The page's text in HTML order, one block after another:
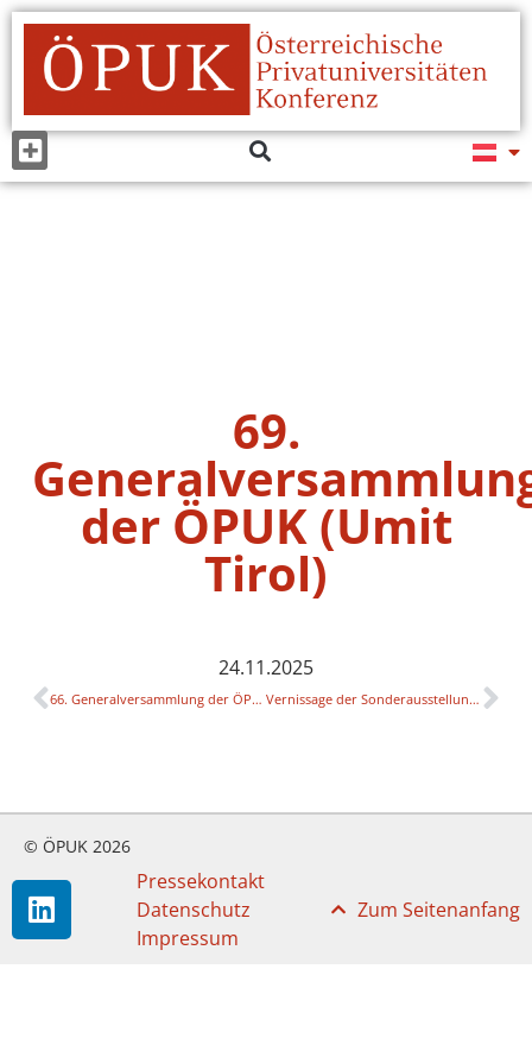
69.
der ÖPUK (Umit
Tirol)
24.11.2025
66. Generalversammlung der ÖPUK (SFU Wien) Vernissage der Sonderausstellung Nikolaus Harnoncourt in Salzburg (Mozart Wohnhaus)
© ÖPUK 2026
Pressekontakt
Datenschutz
Impressum
Zum Seitenanfang